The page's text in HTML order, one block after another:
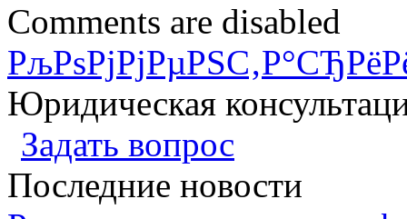
Comments are disabled
Юридическая
Задать вопрос
Последние новости